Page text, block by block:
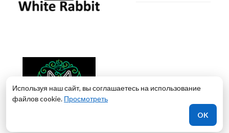
Используя наш сайт, вы соглашаетесь на использование
файлов cookie. Просмотреть
OK